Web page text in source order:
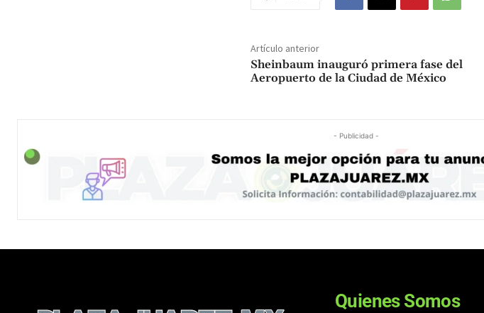
Artículo anterior
Sheinbaum inauguró primera fase del
Aeropuerto de la Ciudad de México
- Publicidad -
Quienes Somos